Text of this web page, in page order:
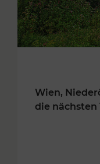
Wien,
die nächsten